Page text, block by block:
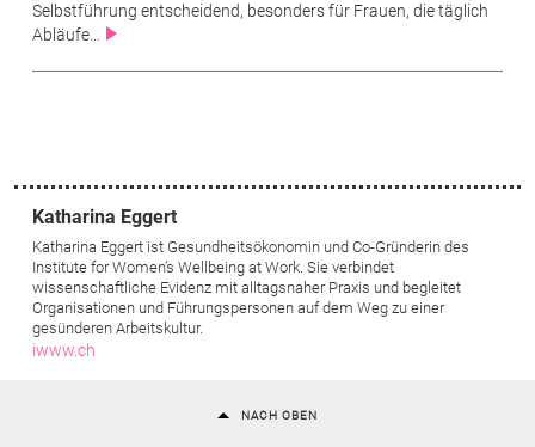
Selbstführung entscheidend, besonders für Frauen, die täglich
Abläufe…
Katharina Eggert
Katharina Eggert ist Gesundheitsökonomin und Co-Gründerin des
Institute for Women’s Wellbeing at Work. Sie verbindet
wissenschaftliche Evidenz mit alltagsnaher Praxis und begleitet
Organisationen und Führungspersonen auf dem Weg zu einer
gesünderen Arbeitskultur.
iwww.ch
NACH OBEN